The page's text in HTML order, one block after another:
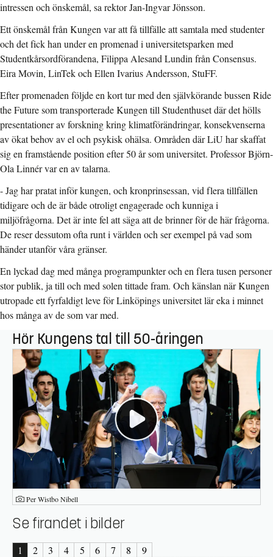
intressen och önskemål, sa rektor Jan-Ingvar Jönsson.
Ett önskemål från Kungen var att få tillfälle att samtala med studenter
och det fick han under en promenad i universitetsparken med
Studentkårsordförandena, Filippa Alesand Lundin från Consensus.
Eira Movin, LinTek och Ellen Ivarius Andersson, StuFF.
Efter promenaden följde en kort tur med den självkörande bussen Ride
the Future som transporterade Kungen till Studenthuset där det hölls
presentationer av forskning kring klimatförändringar, konsekvenserna
av ökat behov av el och psykisk ohälsa. Områden där LiU har skaffat
sig en framstående position efter 50 år som universitet. Professor Björn-
Ola Linnér var en av talarna.
- Jag har pratat inför kungen, och kronprinsessan, vid flera tillfällen
tidigare och de är både otroligt engagerade och kunniga i
miljöfrågorna. Det är inte fel att säga att de brinner för de här frågorna.
De reser dessutom ofta runt i världen och ser exempel på vad som
händer utanför våra gränser.
En lyckad dag med många programpunkter och en flera tusen personer
stor publik, ja till och med solen tittade fram. Och känslan när Kungen
utropade ett fyrfaldigt leve för Linköpings universitet lär eka i minnet
hos många av de som var med.
Hör Kungens tal till 50-åringen
Fotograf:
Per Wistbo Nibell
Se firandet i bilder
1 2 3 4 5 6 7 8 9